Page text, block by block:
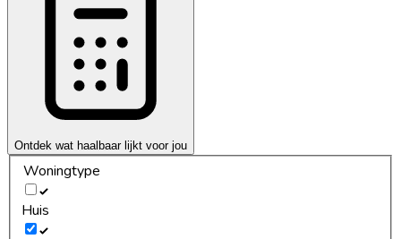
Ontdek wat haalbaar lijkt voor jou
Woningtype
Huis